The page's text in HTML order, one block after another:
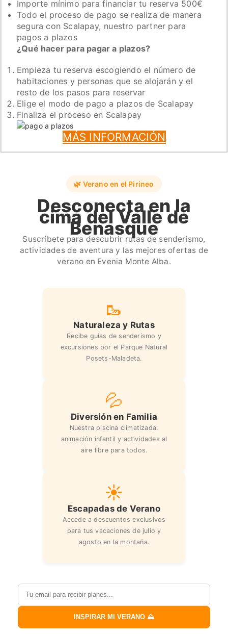
Importe mínimo para financiar tu reserva 500€
Todo el proceso de pago se realiza de manera
segura con Scalapay, nuestro partner para
pagos a plazos
¿Qué hacer para pagar a plazos?
Empieza tu reserva escogiendo el número de
habitaciones y personas que se alojarán y el
resto de los pasos para reservar
Elige el modo de pago a plazos de Scalapay
Finaliza el proceso en Scalapay
MÁS INFORMACIÓN
🌿 Verano en el Pirineo
Desconecta en la
cima del Valle de
Benasque
Suscríbete para descubrir rutas de senderismo,
actividades de aventura y las mejores ofertas de
verano en Evenia Monte Alba.
🥾
Naturaleza y Rutas
Recibe guías de senderismo y
excursiones por el Parque Natural
Posets-Maladeta.
💦
Diversión en Familia
Nuestra piscina climatizada,
animación infantil y actividades al
aire libre para todos.
☀️
Escapadas de Verano
Accede a descuentos exclusivos
para tus vacaciones de julio y
agosto en la montaña.
INSPIRAR MI VERANO ⛰️